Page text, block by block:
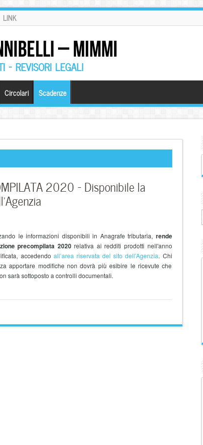
LINK
– MIMMI
– REVISORI LEGALI
Circolari Scadenze
2020 – Disponibile la
le informazioni disponibili in Anagrafe tributaria, rende
precompilata 2020relativa ai redditi prodotti nell'anno
accedendo all’area riservata del sito dell’Agenzia. Chi
apportare modifiche non dovrà più esibire le ricevute che
sarà sottoposto a controlli documentali.